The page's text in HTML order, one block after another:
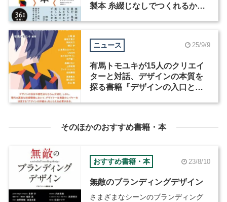
製本 糸綴じなしでつくれるかわ
ニュース 25/9/9
有馬トモユキが15人のクリエイ
ターと対話、デザインの本質を
探る書籍『デザインの入口と出
そのほかのおすすめ書籍・本
おすすめ書籍・本 23/8/10
無敵のブランディングデザイン
さまざまなシーンのブランディング